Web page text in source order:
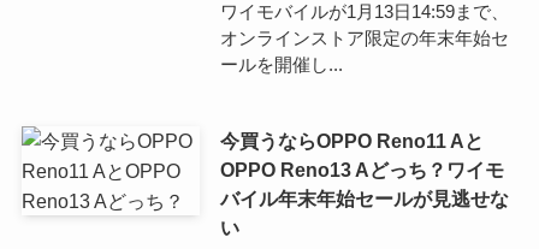
ワイモバイルが1月13日14:59まで、
オンラインストア限定の年末年始セ
ールを開催し...
今買うならOPPO Reno11 Aと
OPPO Reno13 Aどっち？ワイモ
バイル年末年始セールが見逃せな
い